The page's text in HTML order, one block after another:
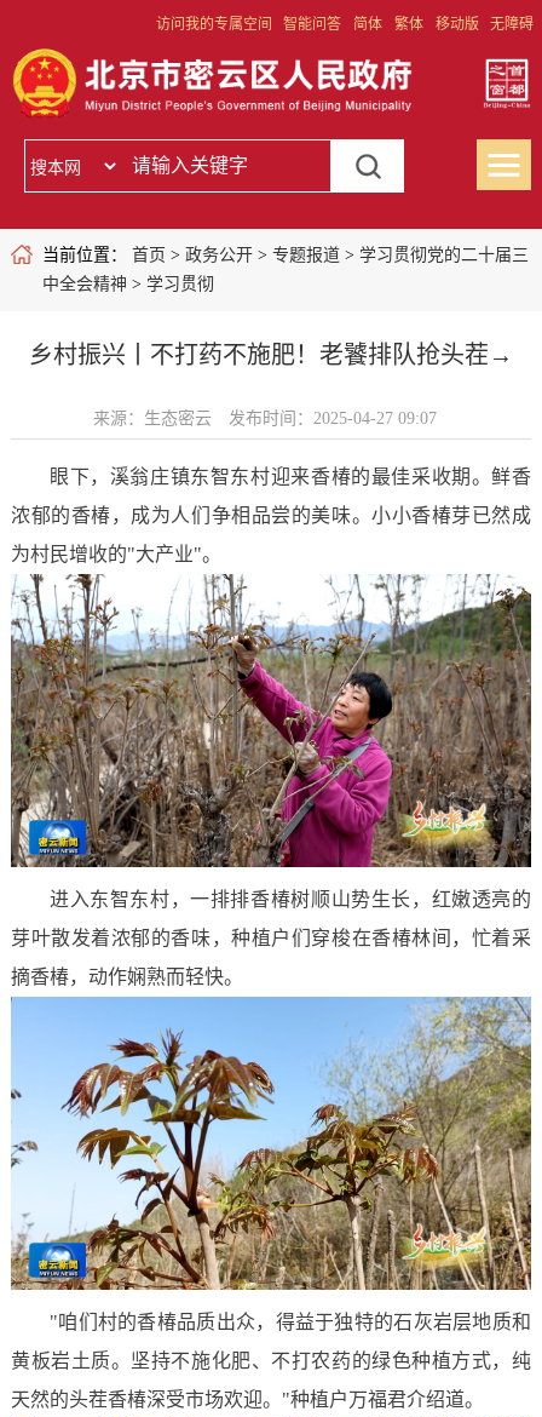
访问我的专属空间 智能问答 简体 繁体 移动版 无障碍
当前位置： 首页 > 政务公开> 专题报道> 学习贯彻党的二十届三
中全会精神 > 学习贯彻
乡村振兴丨不打药不施肥！老饕排队抢头茬→
来源：生态密云 发布时间：2025-04-27 09:07
眼下，溪翁庄镇东智东村迎来香椿的最佳采收期。鲜香
浓郁的香椿，成为人们争相品尝的美味。小小香椿芽已然成
为村民增收的"大产业"。
进入东智东村，一排排香椿树顺山势生长，红嫩透亮的
芽叶散发着浓郁的香味，种植户们穿梭在香椿林间，忙着采
摘香椿，动作娴熟而轻快。
"咱们村的香椿品质出众，得益于独特的石灰岩层地质和
黄板岩土质。坚持不施化肥、不打农药的绿色种植方式，纯
天然的头茬香椿深受市场欢迎。"种植户万福君介绍道。